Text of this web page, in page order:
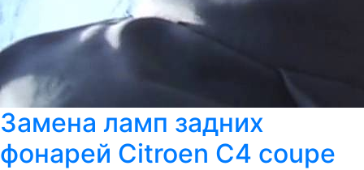
Замена ламп задних
фонарей Citroen C4 coupe